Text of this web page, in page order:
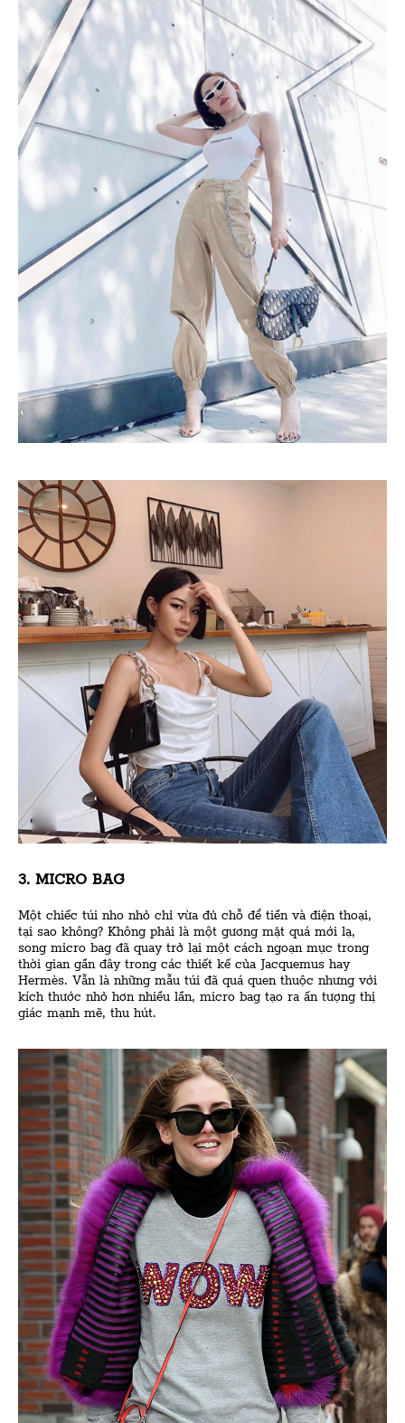
3. MICRO BAG
Một chiếc túi nho nhỏ chỉ vừa đủ chỗ để tiền và điện thoại,
tại sao không? Không phải là một gương mặt quá mới lạ,
song micro bag đã quay trở lại một cách ngoạn mục trong
thời gian gần đây trong các thiết kế của Jacquemus hay
Hermès. Vẫn là những mẫu túi đã quá quen thuộc nhưng với
kích thước nhỏ hơn nhiều lần, micro bag tạo ra ấn tượng thị
giác mạnh mẽ, thu hút.